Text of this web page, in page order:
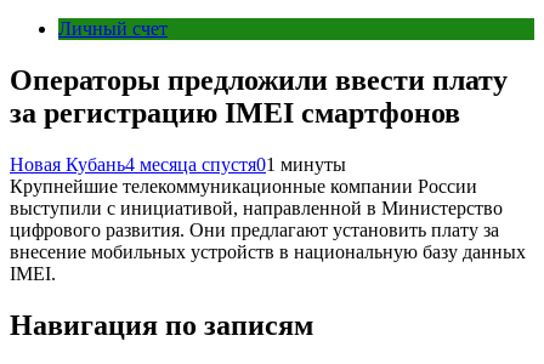
Личный счет
Операторы предложили ввести плату
за регистрацию IMEI смартфонов
Новая Кубань4 месяца спустя01 минуты
Крупнейшие телекоммуникационные компании России
выступили с инициативой, направленной в Министерство
цифрового развития. Они предлагают установить плату за
внесение мобильных устройств в национальную базу данных
IMEI.
Навигация по записям